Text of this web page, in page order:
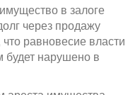
в залоге
через продажу
равновесие власти
нарушено в